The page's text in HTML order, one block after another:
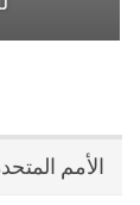
الأمم